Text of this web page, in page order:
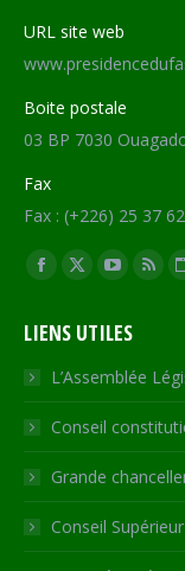
URL site web
Boite postale
03 BP 7030
Fax
Fax : (+226) 25 37
Trouvez nous sur :
Facebook
opens
in
new
window
X
opens
in
new
window
YouTube
opens
in
new
window
RSS
in
new
LIENS UTILES
L’Assemblée
Conseil
Grande
Conseil